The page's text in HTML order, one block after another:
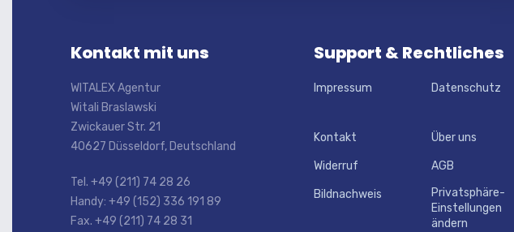
Kontakt mit uns
WITALEX Agentur
Witali Braslawski
Zwickauer Str. 21
40627 Düsseldorf, Deutschland
Tel. +49 (211) 74 28 26
Handy: +49 (152) 336 191 89
Fax. +49 (211) 74 28 31
Support & Rechtliches
Impressum Datenschutz
Kontakt Über uns
Widerruf AGB
Bildnachweis
Privatsphäre-
Einstellungen
ändern